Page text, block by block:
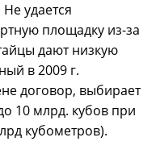
удается
площадку из-за
дают низкую
в 2009 г.
договор, выбирает
10 млрд. кубов при
кубометров).